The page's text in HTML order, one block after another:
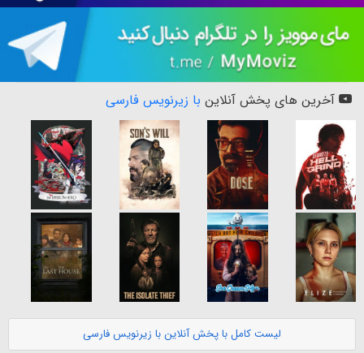
آخرین های پخش آنلاین با زیرنویس فارسی
لیست کامل با پخش آنلاین با زیرنویس فارسی